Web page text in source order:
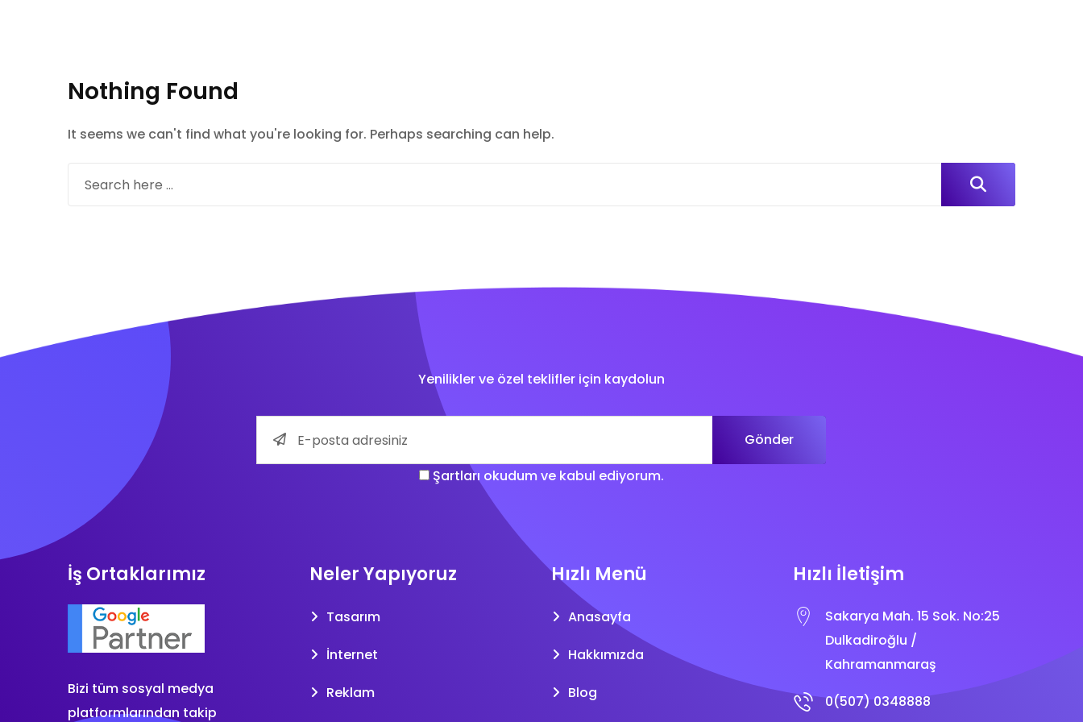
Nothing Found
It seems we can't find what you're looking for. Perhaps searching can help.
Yenilikler ve özel teklifler için kaydolun
Gönder
Şartları okudum ve kabul ediyorum.
İş Ortaklarımız
Bizi tüm sosyal medya
platformlarından takip
Neler Yapıyoruz
Tasarım
İnternet
Reklam
Hızlı Menü
Anasayfa
Hakkımızda
Blog
Hızlı İletişim
Sakarya Mah. 15 Sok. No:25
Dulkadiroğlu /
Kahramanmaraş
0(507) 0348888